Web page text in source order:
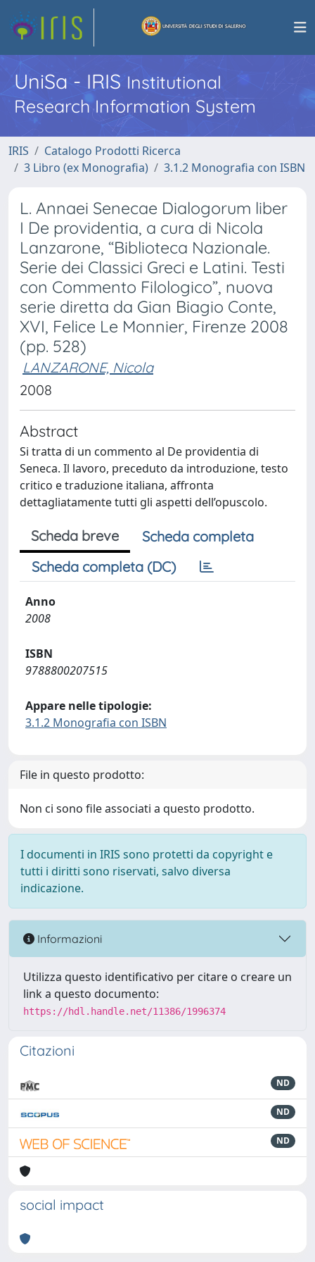
UniSa - IRISInstitutional
Research Information System
IRIS
Catalogo Prodotti Ricerca
3 Libro (ex Monografia)
3.1.2 Monografia con ISBN
L. Annaei Senecae Dialogorum liber
I De providentia, a cura di Nicola
Lanzarone, “Biblioteca Nazionale.
Serie dei Classici Greci e Latini. Testi
con Commento Filologico”, nuova
serie diretta da Gian Biagio Conte,
XVI, Felice Le Monnier, Firenze 2008
(pp. 528)
LANZARONE, Nicola
2008
Abstract
Si tratta di un commento al De providentia di
Seneca. Il lavoro, preceduto da introduzione, testo
critico e traduzione italiana, affronta
dettagliatamente tutti gli aspetti dell’opuscolo.
Scheda breve
Scheda completa
Scheda completa (DC)
Anno
2008
ISBN
9788800207515
Appare nelle tipologie:
3.1.2 Monografia con ISBN
File in questo prodotto:
Non ci sono file associati a questo prodotto.
I documenti in IRIS sono protetti da copyright e
tutti i diritti sono riservati, salvo diversa
indicazione.
Informazioni
Utilizza questo identificativo per citare o creare un
link a questo documento:
https://hdl.handle.net/11386/1996374
Citazioni
ND
ND
ND
social impact